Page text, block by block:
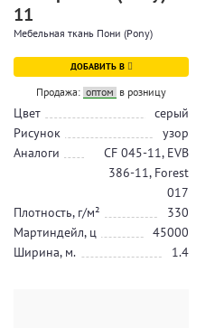
11
Мебельная ткань Пони (Pony)
ДОБАВИТЬ В
Продажа: оптом в розницу
Цвет
серый
Рисунок
узор
Аналоги
CF 045-11, EVB
386-11, Forest
017
Плотность, г/м²
330
Мартиндейл, ц
45000
Ширина, м.
1.4